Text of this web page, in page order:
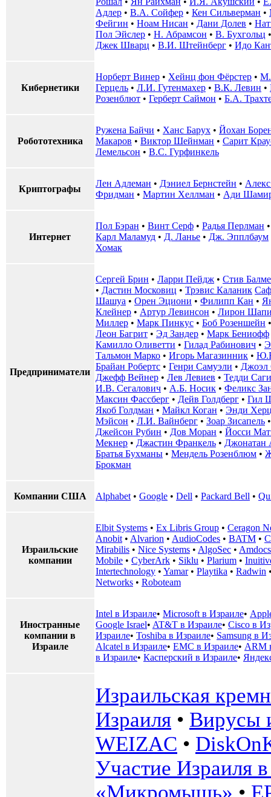
Адлер • В.А. Сойфер • Кен Сильверман •
Фейгин • Ноам Нисан • Дани Долев •
Пол Эйслер • Н. Абрамсон • В. Бухгольц
Джек Шварц • В.И. Штейнберг • Идо
Кибернетики
Норберт Винер • Хейнц фон Фёрстер •
Герцель • Л.И. Гутенмахер • В.К. Левин •
Розенблют • Герберт Саймон • Б.А.
Робототехника
Ружена Байчи • Ханс Барух • Йохан
Макаров • Виктор Шейнман • Сарит
Лемельсон • В.С. Гурфинкель
Криптографы
Лен Адлеман • Дэниел Бернстейн •
Фридман • Мартин Хеллман • Ади
Интернет
Пол Бэран • Винт Серф • Радья Перлман
Карл Маламуд • Д. Ланье • Дж. Эпплбаум
Хомак
Предприниматели
Сергей Брин • Ларри Пейдж • Стив
• Дастин Московиц • Трэвис Каланик
Шашуа • Орен Эциони • Филипп Кан •
Клейнер • Артур Левинсон • Лирон
Миллер • Марк Пинкус • Боб Розеншейн
Леон Багрит • Эд Зандер • Марк Бениофф
Камилло Оливетти • Гилад Рабинович •
Тальмон Марко • Игорь Магазинник •
Брайан Робертс • Генри Самуэли • Джоэл
Джефф Вейнер • Лев Левиев • Тедди Саги
И.В. Сегалович • А.Б. Носик • Феликс
Максин Фассберг • Дейв Голдберг • Гил
Якоб Голдман • Майкл Коган • Энди
Мэйсон • Л.И. Вайнберг • Зоар Зисапель
Джейсон Рубин • Дов Моран • Йосси
Мекнер • Джастин Франкель • Джонатан
Братья Бухманы • Мендель Розенблюм •
Брокман
Компании США Alphabet• Google • Dell • Packard Bell •
Израильские
компании
Elbit Systems • Ex Libris Group • Ceragon
Anobit• Alvarion • AudioCodes • BATM •
Mirabilis • Nice Systems • AlgoSec • Amdocs
Mobile • CyberArk • Siklu • Plarium •
Intertechnology • Yamar• Playtika • Radwin
Networks • Roboteam
Иностранные
компании в
Израиле
Intel в Израиле• Microsoft в Израиле•
Google Israel• AT&T в Израиле• Cisco в
Израиле• Toshiba в Израиле• Samsung в
Alcatel в Израиле• EMC в Израиле• ARM
в Израиле• Касперский в Израиле•
Израильская
Израиля • Вирусы
WEIZAC •
Участие Израиля